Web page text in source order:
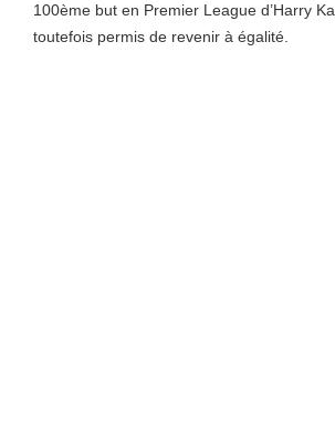
100ème but en Premier League d’Harry
toutefois permis de revenir à égalité.